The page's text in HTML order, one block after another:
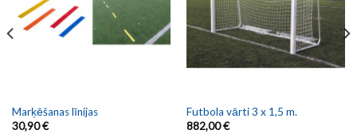
Marķēšanas līnijas
30,90€
Futbola vārti 3 x 1,5 m.
882,00€